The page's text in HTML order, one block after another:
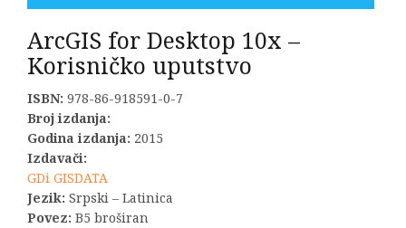
ArcGIS for Desktop 10x –
Korisničko uputstvo
ISBN: 978-86-918591-0-7
Broj izdanja:
Godina izdanja: 2015
Izdavači:
GDi GISDATA
Jezik: Srpski – Latinica
Povez: B5 broširan